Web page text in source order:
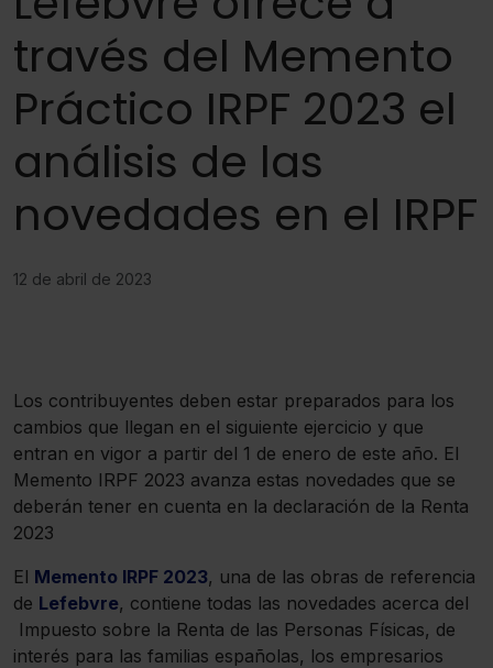
través del Memento
Práctico IRPF 2023 el
análisis de las
novedades en el IRPF
12 de abril de 2023
Los contribuyentes deben estar preparados para los
cambios que llegan en el siguiente ejercicio y que
entran en vigor a partir del 1 de enero de este año. El
Memento IRPF 2023 avanza estas novedades que se
deberán tener en cuenta en la declaración de la Renta
2023
El Memento IRPF 2023, una de las obras de referencia
de Lefebvre, contiene todas las novedades acerca del
Impuesto sobre la Renta de las Personas Físicas, de
interés para las familias españolas, los empresarios